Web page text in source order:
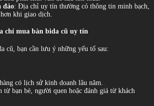
đảo: Địa chỉ uy tín thường có thông tin minh bạch,
khi giao dịch.
chỉ mua bàn bida cũ uy tín
cũ, bạn cần lưu ý những yếu tố sau:
có lịch sử kinh doanh lâu năm.
từ bạn bè, người quen hoặc đánh giá từ khách